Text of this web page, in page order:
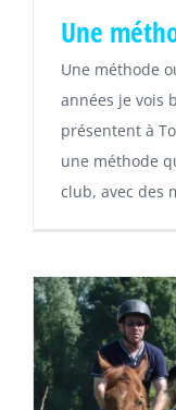
Une
Une méthode
années je vois
présentent à
une méthode
club, avec des